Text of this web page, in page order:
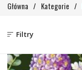
Główna / Kategorie /
Filtry